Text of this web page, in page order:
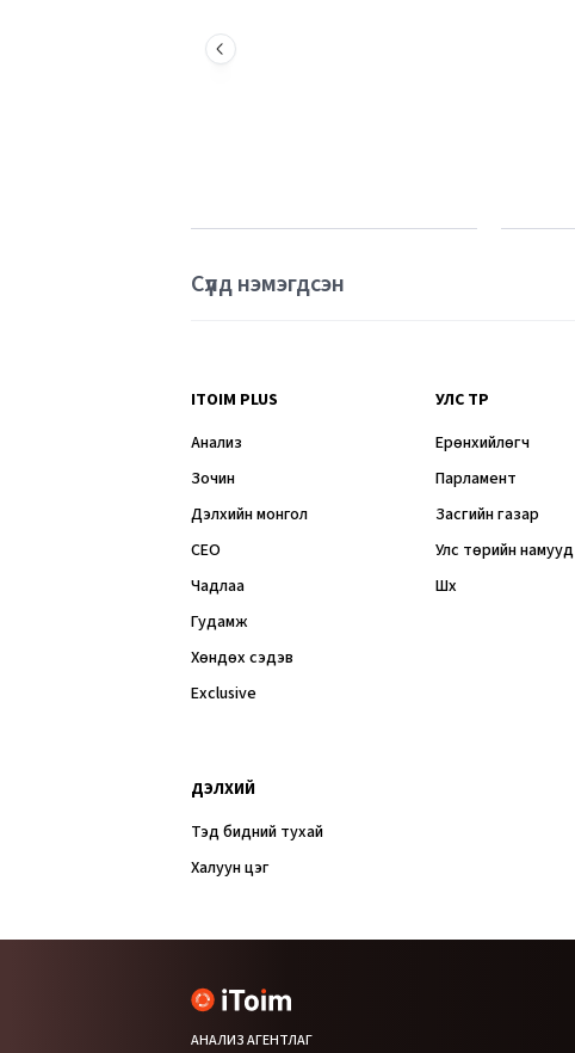
Сүүлд нэмэгдсэн
ITOIM PLUS
Анализ
Зочин
Дэлхийн монгол
CEO
Чадлаа
Гудамж
Хөндөх сэдэв
Exclusive
УЛС ТӨР
Ерөнхийлөгч
Парламент
Засгийн газар
Улс төрийн намууд
Шүүх
ДЭЛХИЙ
Тэд бидний тухай
Халуун цэг
АНАЛИЗ АГЕНТЛАГ